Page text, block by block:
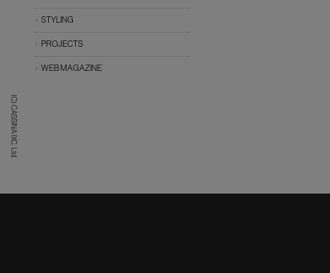
(C) CASSINA IXC. Ltd.
STYLING
PROJECTS
WEB MAGAZINE